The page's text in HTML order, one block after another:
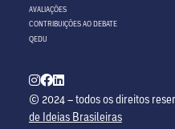
AVALIAÇÕES
CONTRIBUIÇÕES AO DEBATE
QEDU
© 2024 – todos os direitos
de Ideias Brasileiras